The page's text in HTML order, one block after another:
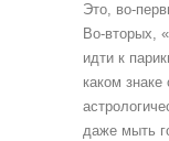
Это, во-
Во-вторых,
идти к
каком
даже мыть